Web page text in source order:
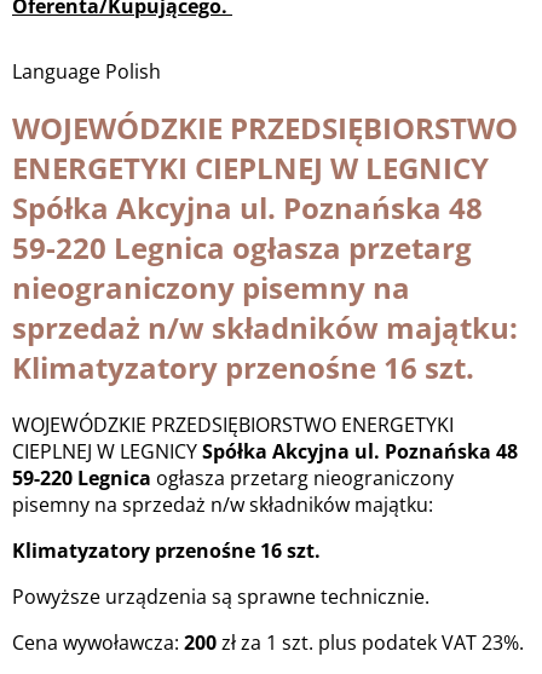
Oferenta/Kupującego.
Language Polish
WOJEWÓDZKIE PRZEDSIĘBIORSTWO
ENERGETYKI CIEPLNEJ W LEGNICY
Spółka Akcyjna ul. Poznańska 48
59-220 Legnica ogłasza przetarg
nieograniczony pisemny na
sprzedaż n/w składników majątku:
Klimatyzatory przenośne 16 szt.
WOJEWÓDZKIE PRZEDSIĘBIORSTWO ENERGETYKI
CIEPLNEJ W LEGNICYSpółka Akcyjna ul. Poznańska 48
59-220 Legnica ogłasza przetarg nieograniczony
pisemny na sprzedaż n/w składników majątku:
Klimatyzatory przenośne 16 szt.
Powyższe urządzenia są sprawne technicznie.
Cena wywoławcza: 200zł za 1 szt. plus podatek VAT 23%.